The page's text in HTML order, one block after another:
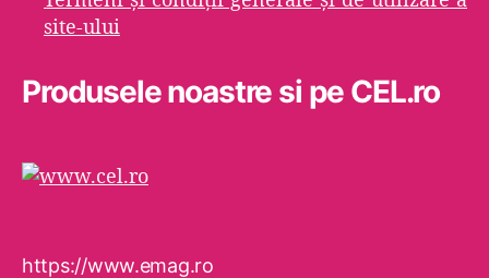
site-ului
Produsele noastre si pe CEL.ro
https://www.emag.ro